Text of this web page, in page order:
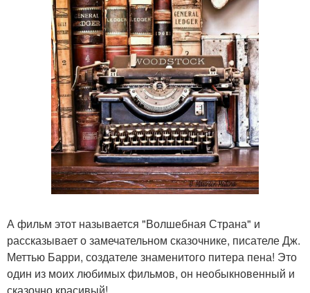
А фильм этот называется "Волшебная Страна" и
рассказывает о замечательном сказочнике, писателе Дж.
Меттью Барри, создателе знаменитого питера пена! Это
один из моих любимых фильмов, он необыкновенный и
сказочно красивый!